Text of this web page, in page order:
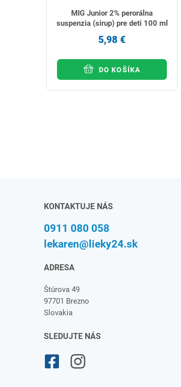
MIG Junior 2% perorálna
suspenzia (sirup) pre deti 100 ml
5,98 €
DO KOŠÍKA
KONTAKTUJE NÁS
0911 080 058
lekaren@lieky24.sk
ADRESA
Štúrova 49
97701 Brezno
Slovakia
SLEDUJTE NÁS